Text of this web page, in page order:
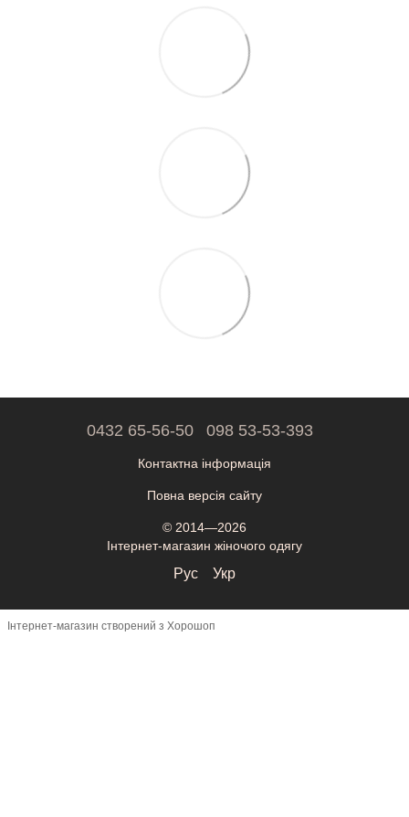
0432 65-56-50 098 53-53-393
Контактна інформація
Повна версія сайту
© 2014—2026
Інтернет-магазин жіночого одягу
Рус Укр
Інтернет-магазин створений з Хорошоп